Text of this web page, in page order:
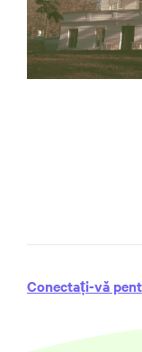
Conectați-vă